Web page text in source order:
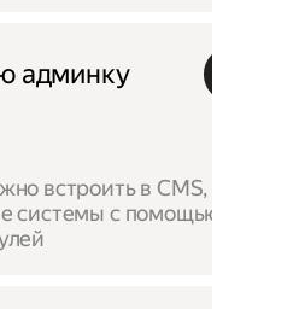
админку
встроить в CMS,
системы с помощью